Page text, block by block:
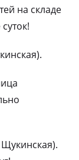
на складе